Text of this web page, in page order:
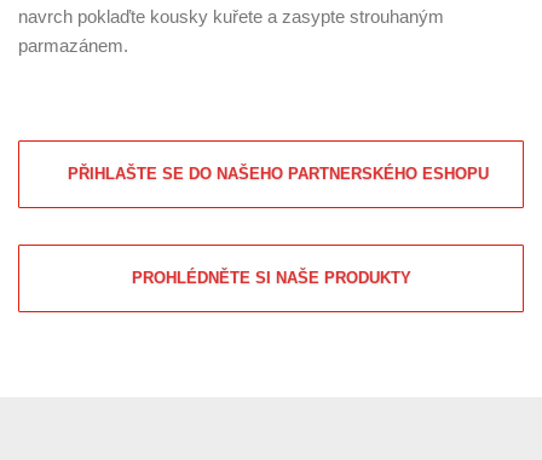
navrch poklaďte kousky kuřete a zasypte strouhaným
parmazánem.
PŘIHLAŠTE SE DO NAŠEHO PARTNERSKÉHO ESHOPU
PROHLÉDNĚTE SI NAŠE PRODUKTY